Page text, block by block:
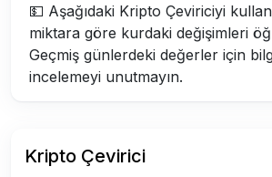
💵 Aşağıdaki Kripto Çeviriciyi
miktara göre kurdaki değişimleri
Geçmiş günlerdeki değerler için
incelemeyi unutmayın.
Kripto Çevirici